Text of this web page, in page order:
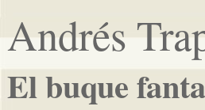
Andrés
El buque